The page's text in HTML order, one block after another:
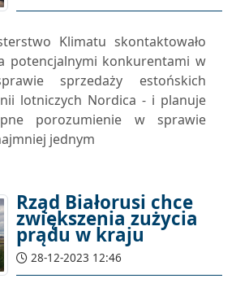
Klimatu skontaktowało
potencjalnymi konkurentami w
sprzedaży estońskich
lotniczych Nordica - i planuje
porozumienie w sprawie
jednym
Rząd Białorusi chce
zwiększenia zużycia
prądu w kraju
28-12-2023 12:46